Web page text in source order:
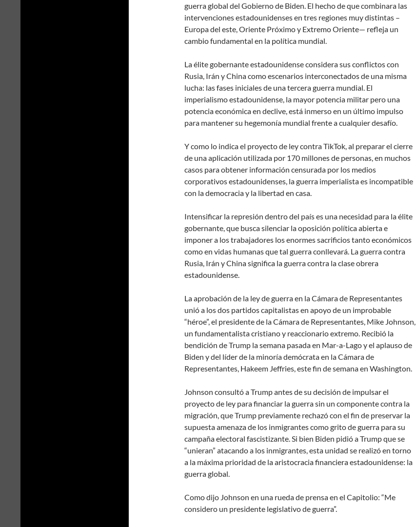
guerra global del Gobierno de Biden. El hecho de que combinara las
intervenciones estadounidenses en tres regiones muy distintas –
Europa del este, Oriente Próximo y Extremo Oriente— refleja un
cambio fundamental en la política mundial.
La élite gobernante estadounidense considera sus conflictos con
Rusia, Irán y China como escenarios interconectados de una misma
lucha: las fases iniciales de una tercera guerra mundial. El
imperialismo estadounidense, la mayor potencia militar pero una
potencia económica en declive, está inmerso en un último impulso
para mantener su hegemonía mundial frente a cualquier desafío.
Y como lo indica el proyecto de ley contra TikTok, al preparar el cierre
de una aplicación utilizada por 170 millones de personas, en muchos
casos para obtener información censurada por los medios
corporativos estadounidenses, la guerra imperialista es incompatible
con la democracia y la libertad en casa.
Intensificar la represión dentro del país es una necesidad para la élite
gobernante, que busca silenciar la oposición política abierta e
imponer a los trabajadores los enormes sacrificios tanto económicos
como en vidas humanas que tal guerra conllevará. La guerra contra
Rusia, Irán y China significa la guerra contra la clase obrera
estadounidense.
La aprobación de la ley de guerra en la Cámara de Representantes
unió a los dos partidos capitalistas en apoyo de un improbable
“héroe”, el presidente de la Cámara de Representantes, Mike Johnson,
un fundamentalista cristiano y reaccionario extremo. Recibió la
bendición de Trump la semana pasada en Mar-a-Lago y el aplauso de
Biden y del líder de la minoría demócrata en la Cámara de
Representantes, Hakeem Jeffries, este fin de semana en Washington.
Johnson consultó a Trump antes de su decisión de impulsar el
proyecto de ley para financiar la guerra sin un componente contra la
migración, que Trump previamente rechazó con el fin de preservar la
supuesta amenaza de los inmigrantes como grito de guerra para su
campaña electoral fascistizante. Si bien Biden pidió a Trump que se
“unieran” atacando a los inmigrantes, esta unidad se realizó en torno
a la máxima prioridad de la aristocracia financiera estadounidense: la
guerra global.
Como dijo Johnson en una rueda de prensa en el Capitolio: “Me
considero un presidente legislativo de guerra”.